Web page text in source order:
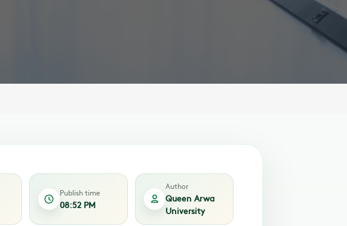
Publish time
08:52 PM
Author
Queen Arwa
University